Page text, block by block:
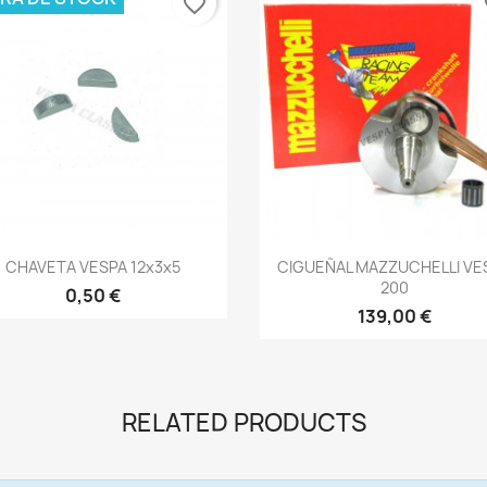
Vista rápida
CHAVETA VESPA 12x3x5
0,50 €
 Vista rápida
CIGUEÑAL MAZZUCHELLI
200
139,00 €
RELATED PRODUCTS